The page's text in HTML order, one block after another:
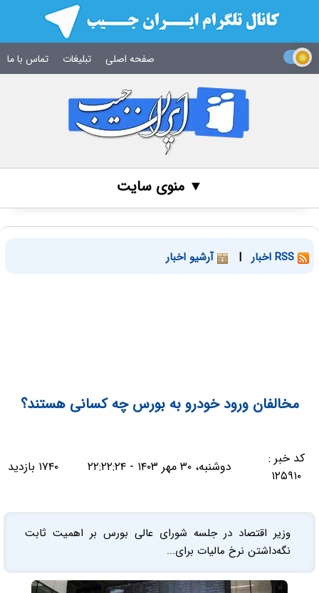
صفحه اصلی تبلیغات تماس با ما
▼ منوی سایت
| آرشیو اخبار
مخالفان ورود خودرو به بورس چه کسانی هستند؟
کد خبر :
۱۲۵۹۱۰
دوشنبه، ۳۰ مهر ۱۴۰۳ - ۲۲:۲۲:۲۴ ۱۷۴۰ بازدید
وزیر اقتصاد در جلسه شورای عالی بورس بر اهمیت ثابت
نگه‌داشتن نرخ مالیات برای...